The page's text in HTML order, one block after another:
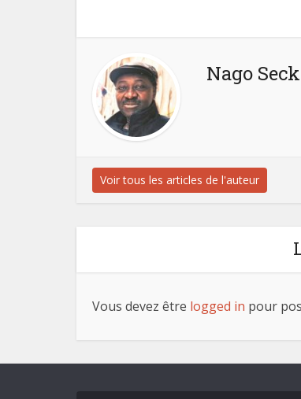
Nago Seck
Voir tous les articles de l'auteur
Vous devez être logged in pour